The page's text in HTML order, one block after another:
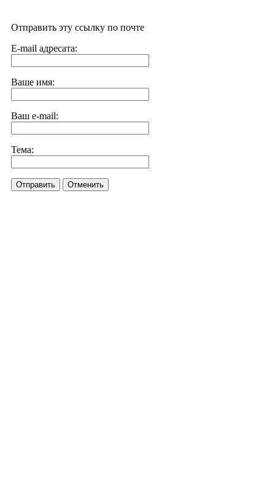
Отправить эту ссылку по почте
E-mail адресата:
Ваше имя:
Ваш e-mail:
Тема:
Отправить Отменить